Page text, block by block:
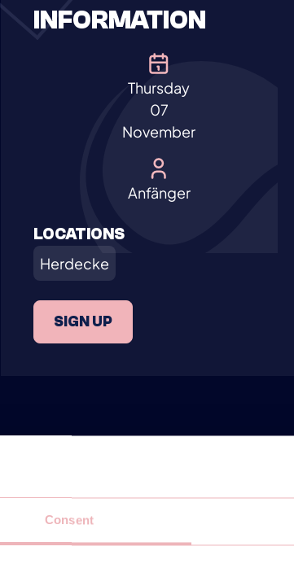
Consent
INFORMATION
Thursday
07
November
Anfänger
LOCATIONS
Herdecke
SIGN UP